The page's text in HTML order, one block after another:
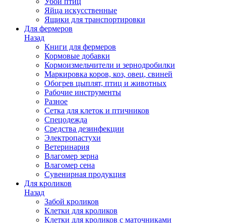
Яйца искусственные
Ящики для транспортировки
Для фермеров
Назад
Книги для фермеров
Кормовые добавки
Кормоизмельчители и зернодробилки
Маркировка коров, коз, овец, свиней
Обогрев цыплят, птиц и животных
Рабочие инструменты
Разное
Сетка для клеток и птичников
Спецодежда
Средства дезинфекции
Электропастухи
Ветеринария
Влагомер зерна
Влагомер сена
Сувенирная продукция
Для кроликов
Назад
Забой кроликов
Клетки для кроликов
Клетки для кроликов с маточниками